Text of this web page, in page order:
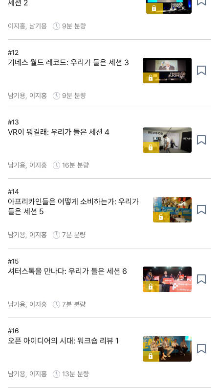
세션 2
이지홍, 남기용 9분 분량
#12
기네스 월드 레코드: 우리가 들은 세션 3
남기용, 이지홍 9분 분량
#13
VR이 뭐길래: 우리가 들은 세션 4
남기용, 이지홍 16분 분량
#14
아프리카인들은 어떻게 소비하는가: 우리가
들은 세션 5
남기용, 이지홍 7분 분량
#15
셔터스톡을 만나다: 우리가 들은 세션 6
남기용, 이지홍 7분 분량
#16
오픈 아이디어의 시대: 워크숍 리뷰 1
남기용, 이지홍 13분 분량